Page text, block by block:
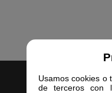
Usamos cookies o
de terceros con